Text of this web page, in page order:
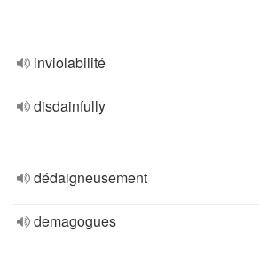
inviolabilité
disdainfully
dédaigneusement
demagogues